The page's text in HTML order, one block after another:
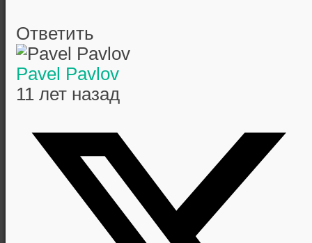
Ответить
Pavel Pavlov
11 лет назад